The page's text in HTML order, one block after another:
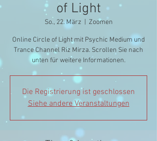
of Light
So., 22. März Zoomen
Online Circle of Light mit Psychic Medium und
Trance Channel Riz Mirza. Scrollen Sie nach
unten für weitere Informationen.
Die Registrierung ist geschlossen
Siehe andere Veranstaltungen